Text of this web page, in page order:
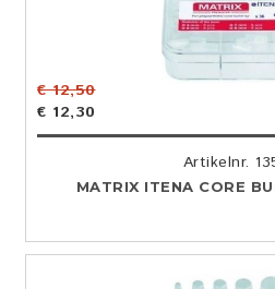
€ 12,50
€ 12,30
Artikelnr.
MATRIX ITENA CORE